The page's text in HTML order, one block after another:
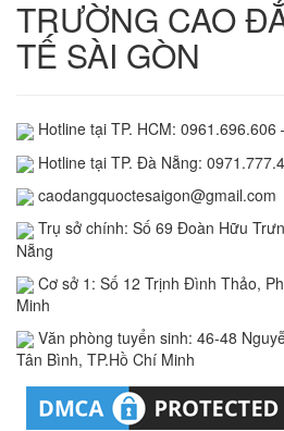
TRƯỜNG CAO
TẾ SÀI GÒN
Hotline tại TP. HCM:
Hotline tại TP. Đà Nẵng:
caodangquoctesaigon@gmail.com
Trụ sở chính: Số 69 Đoàn Hữu
Nẵng
Cơ sở 1: Số 12 Trịnh Đình Thảo,
Minh
Văn phòng tuyển sinh: 46-48
Tân Bình, TP.Hồ Chí Minh